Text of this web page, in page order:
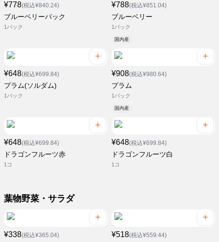
¥778(税込¥840.24)
ブルーベリーパック
1パック
¥788(税込¥851.04)
ブルーベリー
1パック
国内産
¥648(税込¥699.84)
プラム(ソルダム)
1パック
¥908(税込¥980.64)
プラム
1パック
国内産
¥648(税込¥699.84)
ドラゴンフルーツ赤
1コ
¥648(税込¥699.84)
ドラゴンフルーツ白
1コ
葉物野菜・サラダ
¥338(税込¥365.04) ¥518(税込¥559.44)